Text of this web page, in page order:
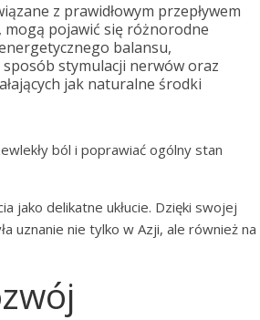
z prawidłowym przepływem
mogą pojawić się różnorodne
balansu,
stymulacji nerwów oraz
jak naturalne środki
ból i poprawiać ogólny stan
jako delikatne ukłucie. Dzięki swojej
uznanie nie tylko w Azji, ale również na